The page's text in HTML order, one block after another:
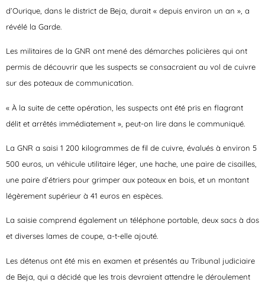
d’Ourique, dans le district de Beja, durait « depuis environ un an », a
révélé la Garde.
Les militaires de la GNR ont mené des démarches policières qui ont
permis de découvrir que les suspects se consacraient au vol de cuivre
sur des poteaux de communication.
« À la suite de cette opération, les suspects ont été pris en flagrant
délit et arrêtés immédiatement », peut-on lire dans le communiqué.
La GNR a saisi 1 200 kilogrammes de fil de cuivre, évalués à environ 5
500 euros, un véhicule utilitaire léger, une hache, une paire de cisailles,
une paire d’étriers pour grimper aux poteaux en bois, et un montant
légèrement supérieur à 41 euros en espèces.
La saisie comprend également un téléphone portable, deux sacs à dos
et diverses lames de coupe, a-t-elle ajouté.
Les détenus ont été mis en examen et présentés au Tribunal judiciaire
de Beja, qui a décidé que les trois devraient attendre le déroulement